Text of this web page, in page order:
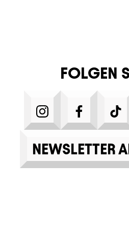
FOLGEN
INSTAGRAM
NEWSLETTER